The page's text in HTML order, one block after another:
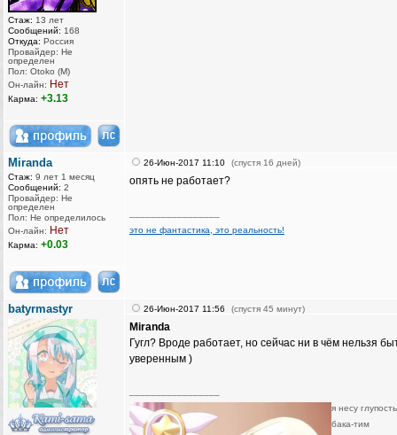
Стаж: 13 лет
Сообщений: 168
Откуда: Россия
Провайдер: Не
определен
Пол: Otoko (M)
Он-лайн: Нет
Карма: +3.13
Miranda
Стаж: 9 лет 1 месяц
Сообщений: 2
Провайдер: Не
определен
Пол: Не определилось
Он-лайн: Нет
Карма: +0.03
26-Июн-2017 11:10 (спустя 16 дней)
опять не работает?
это не фантастика, это реальность!
batyrmastyr 26-Июн-2017 11:56 (спустя 45 минут)
Miranda
Гугл? Вроде работает, но сейчас ни в чём нельзя
уверенным )
я несу
бака-тим